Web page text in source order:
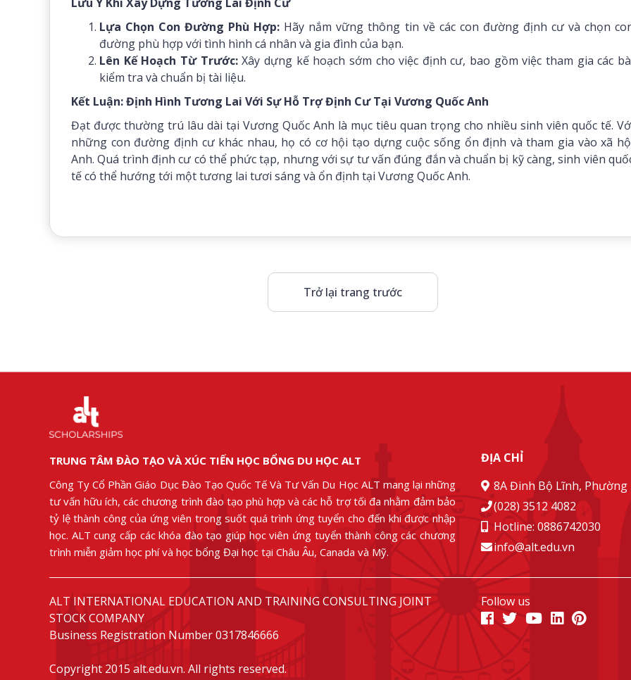
Lựa Chọn Con Đường Phù Hợp: Hãy nắm vững thông tin về các con đường định cư và chọn
đường phù hợp với tình hình cá nhân và gia đình của bạn.
Lên Kế Hoạch Từ Trước:Xây dựng kế hoạch sớm cho việc định cư, bao gồm việc tham gia các
kiểm tra và chuẩn bị tài liệu.
Kết Luận: Định Hình Tương Lai Với Sự Hỗ Trợ Định Cư Tại Vương Quốc Anh
Đạt được thường trú lâu dài tại Vương Quốc Anh là mục tiêu quan trọng cho nhiều sinh viên quốc tế.
những con đường định cư khác nhau, họ có cơ hội tạo dựng cuộc sống ổn định và tham gia vào xã
Anh. Quá trình định cư có thể phức tạp, nhưng với sự tư vấn đúng đắn và chuẩn bị kỹ càng, sinh viên
tế có thể hướng tới một tương lai tươi sáng và ổn định tại Vương Quốc Anh.
Trở lại trang trước
TRUNG TÂM ĐÀO TẠO VÀ XÚC TIẾN HỌC BỔNG DU HỌC ALT
Công Ty Cổ Phần Giáo Dục Đào Tạo Quốc Tế Và Tư Vấn Du Học ALT mang lại những
tư vấn hữu ích, các chương trình đào tạo phù hợp và các hỗ trợ tối đa nhằm đảm bảo
tỷ lệ thành công của ứng viên trong suốt quá trình ứng tuyển cho đến khi được nhập
học. ALT cung cấp các khóa đào tạo giúp học viên ứng tuyển thành công các chương
trình miễn giảm học phí và học bổng Đại học tại Châu Âu, Canada và Mỹ.
ĐỊA CHỈ
8A Đinh Bộ Lĩnh, Phường
(028) 3512 4082
Hotline: 0886742030
info@alt.edu.vn
ALT INTERNATIONAL EDUCATION AND TRAINING CONSULTING JOINT
STOCK COMPANY
Business Registration Number 0317846666
Copyright 2015 alt.edu.vn. All rights reserved.
Follow us